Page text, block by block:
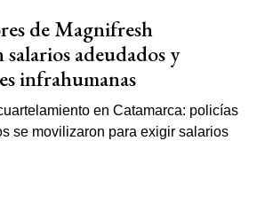
de Magnifresh
adeudados y
infrahumanas